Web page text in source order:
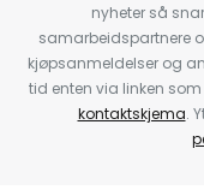
nyheter så
samarbeidspartnere
kjøpsanmeldelser og
tid enten via linken
kontaktskjema.